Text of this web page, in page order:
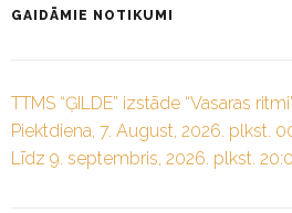
GAIDĀMIE NOTIKUMI
TTMS “ĢILDE” izstāde “Vasaras
Piektdiena, 7. August, 2026. plkst.
Līdz 9. septembris, 2026. plkst.